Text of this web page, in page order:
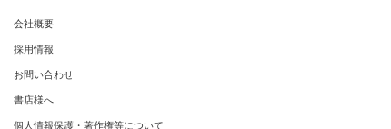
会社概要
採用情報
お問い合わせ
書店様へ
個人情報保護・著作権等について